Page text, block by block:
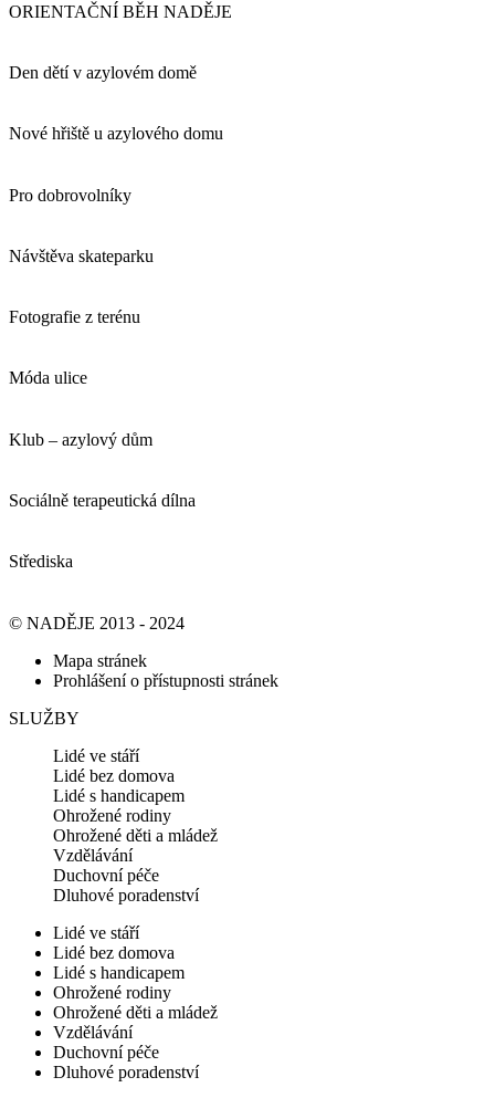
ORIENTAČNÍ BĚH NADĚJE
Den dětí v azylovém domě
Nové hřiště u azylového domu
Pro dobrovolníky
Návštěva skateparku
Fotografie z terénu
Móda ulice
Klub – azylový dům
Sociálně terapeutická dílna
Střediska
© NADĚJE 2013 - 2024
Mapa stránek
Prohlášení o přístupnosti stránek
SLUŽBY
Lidé ve stáří
Lidé bez domova
Lidé s handicapem
Ohrožené rodiny
Ohrožené děti a mládež
Vzdělávání
Duchovní péče
Dluhové poradenství
Lidé ve stáří
Lidé bez domova
Lidé s handicapem
Ohrožené rodiny
Ohrožené děti a mládež
Vzdělávání
Duchovní péče
Dluhové poradenství